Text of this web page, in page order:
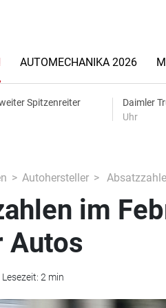
AUTOMECHANIKA 2026
Spitzenreiter
Daimler
Uhr
Autohersteller
im
Autos
2 min